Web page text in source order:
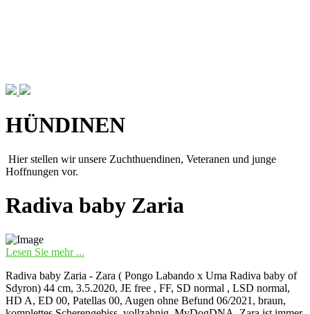
HÜNDINEN
Hier stellen wir unsere Zuchthuendinen, Veteranen und junge
Hoffnungen vor.
Radiva baby Zaria
Lesen Sie mehr ...
Radiva baby Zaria - Zara ( Pongo Labando x Uma Radiva baby of
Sdyron) 44 cm, 3.5.2020, JE free , FF, SD normal , LSD normal,
HD A, ED 00, Patellas 00, Augen ohne Befund 06/2021, braun,